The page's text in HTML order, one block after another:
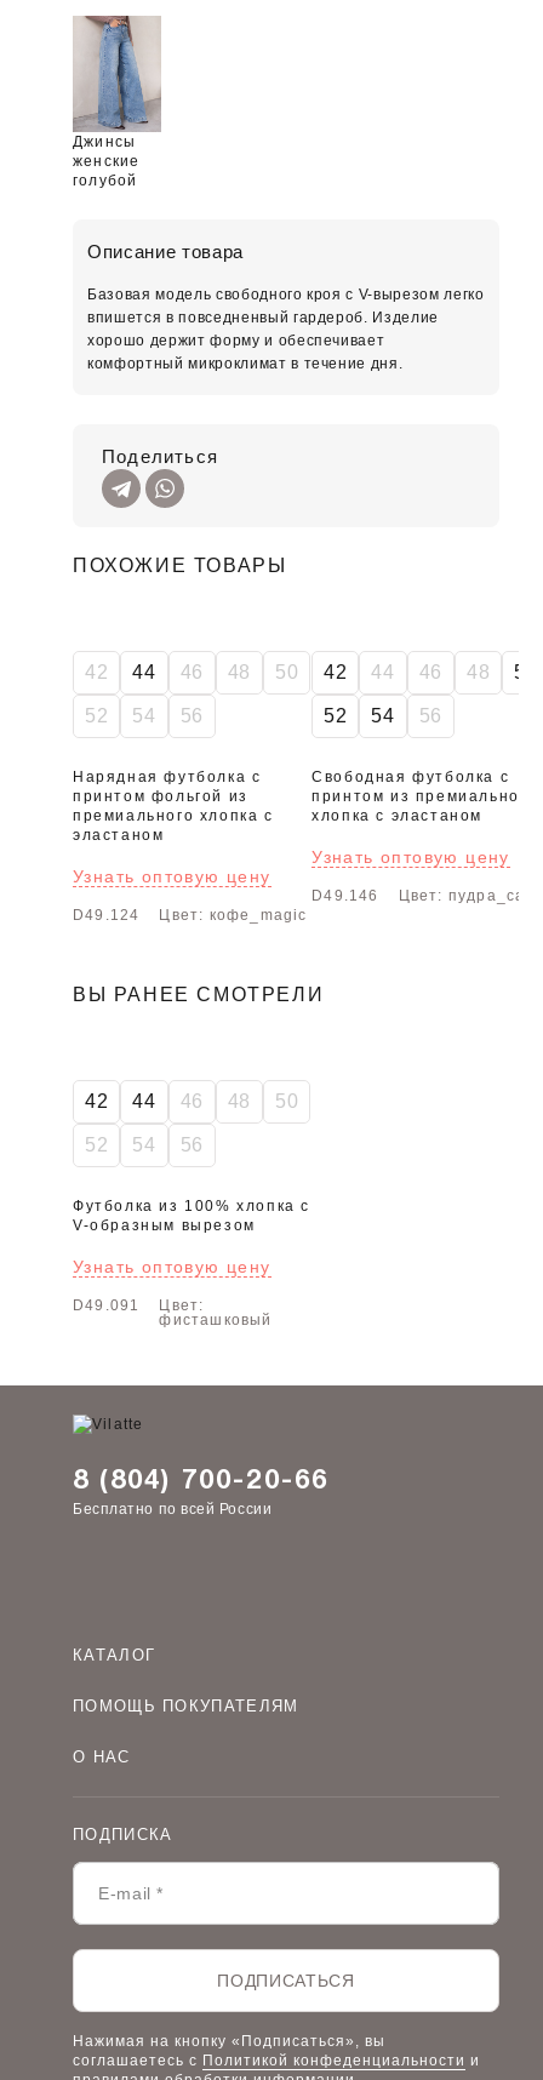
Джинсы
женские
голубой
Описание товара
Базовая модель свободного кроя c V-вырезом легко
впишется в повседненвый гардероб. Изделие
хорошо держит форму и обеспечивает
комфортный микроклимат в течение дня.
Поделиться
ПОХОЖИЕ ТОВАРЫ
42 44 46 48 50
52 54 56
Нарядная футболка с
принтом фольгой из
премиального хлопка с
эластаном
Узнать оптовую цену
D49.124 Цвет: кофе_magic
42 44 46 48 50
52 54 56
Свободная футболка с
принтом из премиального
хлопка с эластаном
Узнать оптовую цену
D49.146 Цвет: пудра_care
ВЫ РАНЕЕ СМОТРЕЛИ
42 44 46 48 50
52 54 56
Футболка из 100% хлопка с
V-образным вырезом
Узнать оптовую цену
D49.091
Цвет:
фисташковый
8 (804) 700-20-66
Бесплатно по всей России
КАТАЛОГ
Детская одежда оптом
ПОМОЩЬ ПОКУПАТЕЛЯМ
Условия сотрудничества
Таблицы размеров
О НАС
Политика конфиденциальности
Наши дилеры
Наш розничный интернет-магазин
ПОДПИСКА
ПОДПИСАТЬСЯ
Нажимая на кнопку «Подписаться», вы
соглашаетесь с Политикой конфеденциальности и